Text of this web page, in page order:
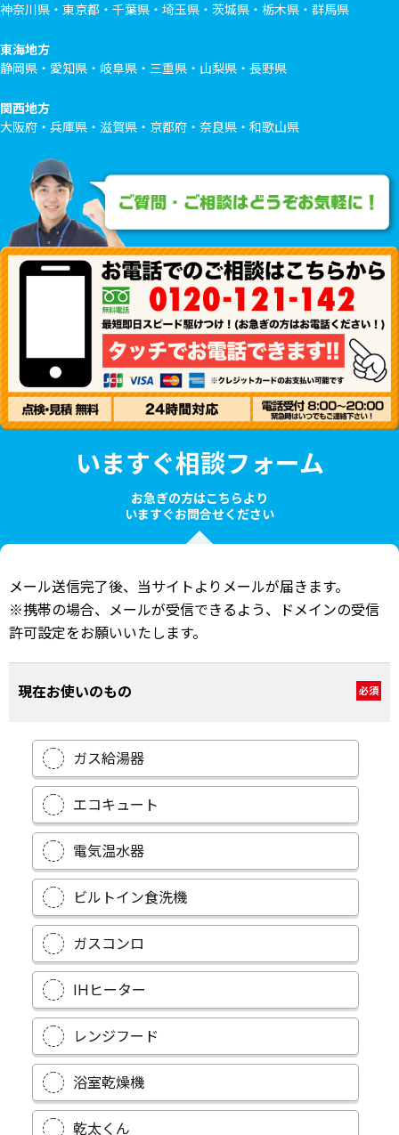
神奈川県・東京都・千葉県・埼玉県・茨城県・栃木県・群馬県
東海地方
静岡県・愛知県・岐阜県・三重県・山梨県・長野県
関西地方
大阪府・兵庫県・滋賀県・京都府・奈良県・和歌山県
いますぐ相談フォーム
お急ぎの方はこちらより
いますぐお問合せください
メール送信完了後、当サイトよりメールが届きます。
※携帯の場合、メールが受信できるよう、ドメインの受信
許可設定をお願いいたします。
現在お使いのもの 必須
ガス給湯器
エコキュート
電気温水器
ビルトイン食洗機
ガスコンロ
IHヒーター
レンジフード
浴室乾燥機
乾太くん